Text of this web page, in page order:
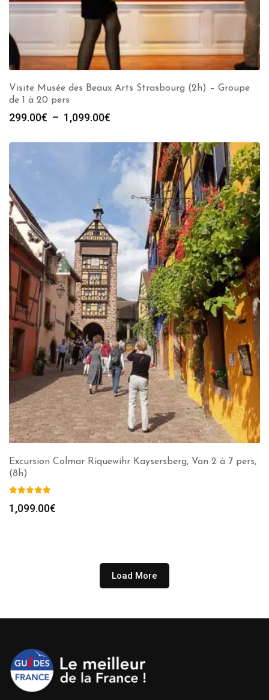
Visite Musée des Beaux Arts Strasbourg (2h) – Groupe
de 1 à 20 pers
299.00€ – 1,099.00€
prix :
299.00€
à
1,099.00€
Excursion Colmar Riquewihr Kaysersberg, Van 2 à 7 pers,
(8h)
1,099.00€
Load More